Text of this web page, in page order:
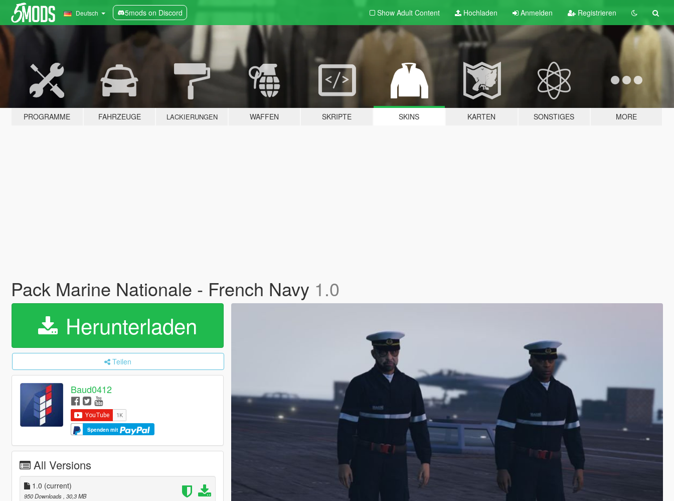
Deutsch 5mods on Discord Show Adult Content Hochladen Anmelden Registrieren
PROGRAMME FAHRZEUGE LACKIERUNGEN WAFFEN SKRIPTE SKINS KARTEN SONSTIGES MORE
Pack Marine Nationale - French Navy 1.0
Herunterladen
Teilen
Baud0412
Spenden mit
All Versions
1.0 (current)
950 Downloads, 30,3 MB